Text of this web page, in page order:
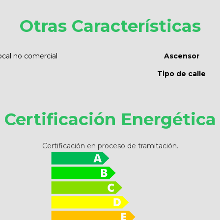
Otras Características
no comercial
Ascensor
Tipo de calle
Certificación Energética
Certificación en proceso de tramitación.